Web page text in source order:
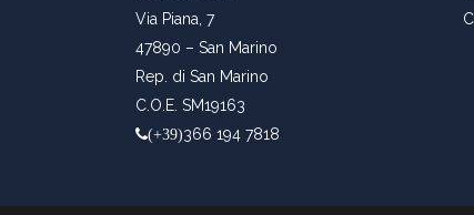
Via Piana, 7
47890 – San Marino
Rep. di San Marino
C.O.E. SM19163
(+39)366 194 7818